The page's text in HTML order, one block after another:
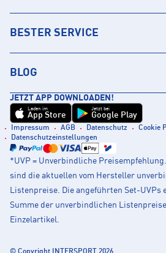
BESTER SERVICE
BLOG
JETZT APP DOWNLOADEN!
Laden im
App Store
Jetzt bei
Google Play
Impressum AGB Datenschutz
Cookie
Datenschutzeinstellungen
*UVP = Unverbindliche
sind die aktuellen vom Hersteller
Listenpreise. Die angeführten Set-UVPs
Summe der unverbindlichen
Einzelartikel.